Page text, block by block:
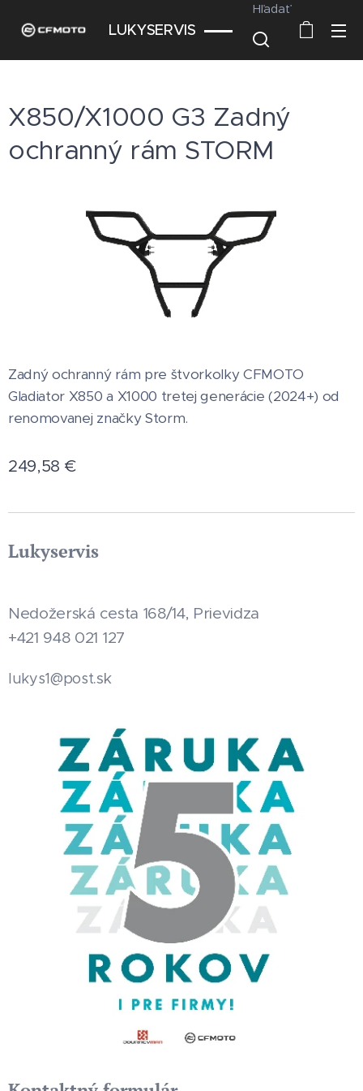
LUKYSERVIS
Hľadať
X850/X1000 G3 Zadný
ochranný rám STORM
Zadný ochranný rám pre štvorkolky CFMOTO
Gladiator X850 a X1000 tretej generácie (2024+) od
renomovanej značky Storm.
249,58 €
Lukyservis
Nedožerská cesta 168/14, Prievidza
+421 948 021 127
lukys1@post.sk